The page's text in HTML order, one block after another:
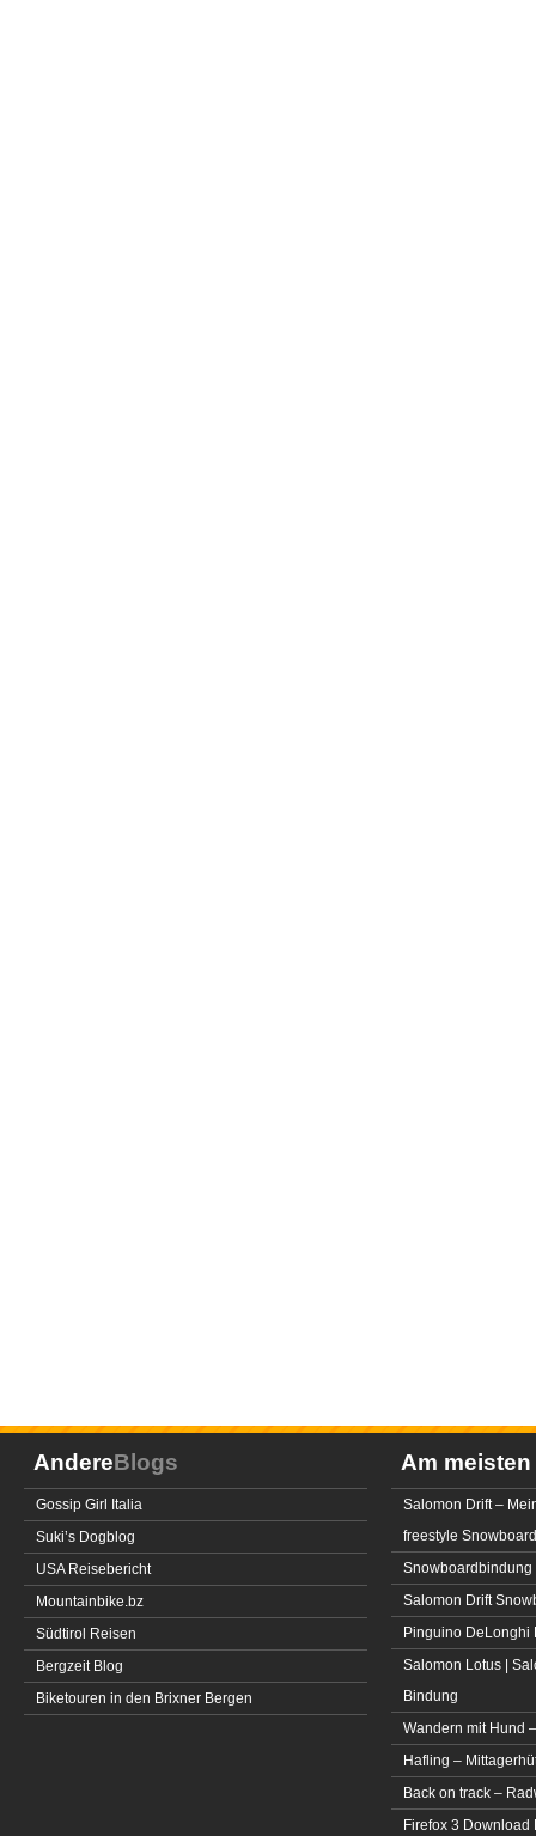
AndereBlogs
Gossip Girl Italia
Suki’s Dogblog
USA Reisebericht
Mountainbike.bz
Südtirol Reisen
Bergzeit Blog
Biketouren in den Brixner Bergen
Am meisten
Salomon Drift –
freestyle Snowboard
Snowboardbindung
Salomon Drift
Pinguino DeLonghi
Salomon Lotus |
Bindung
Wandern mit Hund
Hafling –
Back on track –
Firefox 3 Download